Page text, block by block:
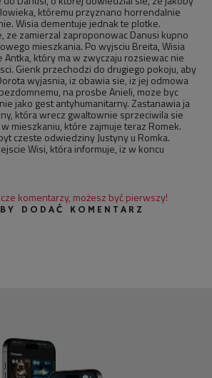
któremu przyznano horrendalnie
Wisia dementuje jednak te plotke.
ze zamierzal zaproponowac Danusi kupno
mieszkania. Po wyjsciu Breita, Wisia
który ma w zwyczaju rozsiewac nie
Gienk przechodzi do drugiego pokoju, aby
wyjasnia, iz obawia sie, iz jej odmowa
na prosbe Anieli, moze byc
jako gest antyhumanitarny. Zastanawia ja
która wrecz gwaltownie sprzeciwila sie
mieszkaniu, które zajmuje teraz Romek.
czeste odwiedziny Justyny u Romka.
Wisi, która informuje, iz w koncu
komentarzy, możesz być pierwszy!
DODAĆ KOMENTARZ